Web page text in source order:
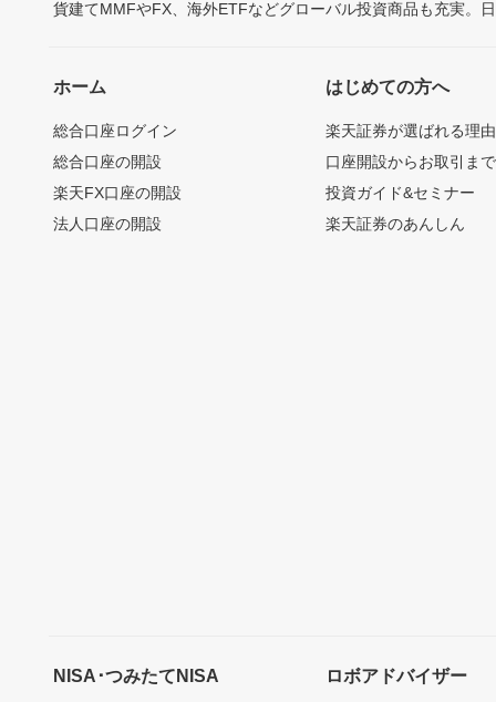
貨建てMMFやFX、海外ETFなどグローバル投資商品も充実。
ホーム
総合口座ログイン
総合口座の開設
楽天FX口座の開設
法人口座の開設
はじめての方へ
楽天証券が選ばれる理由
口座開設からお取引ま
投資ガイド&セミナー
楽天証券のあんしん
NISA･つみたてNISA ロボアドバイザー